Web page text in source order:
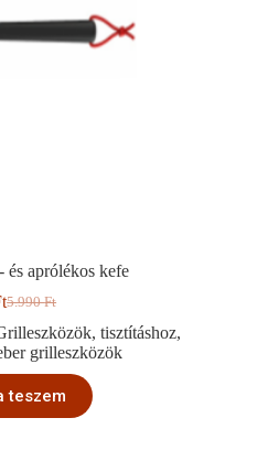
és aprólékos kefe
5.990Ft
Original
price
was:
5.990 Ft.
Current
price
is:
5.000 Ft.
,tisztításhoz,
grilleszközök
teszem